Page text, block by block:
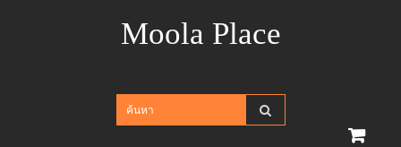
Moola Place